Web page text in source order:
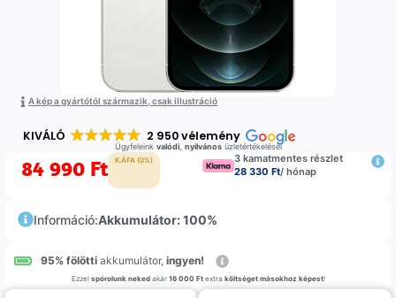
A kép a gyártótól származik, csak illustráció
KIVÁLÓ 2 950 vélemény
Ügyfeleink valódi, nyilvánosüzletértékelései
84 990 Ft K.ÁFA (0%)
3 kamatmentes részlet
28 330 Ft/ hónap
Információ:Akkumulátor: 100%
95% fölötti akkumulátor, ingyen!
Ezzel spórolunk nekedakár 16 000 Ftextra költséget másokhoz képest!